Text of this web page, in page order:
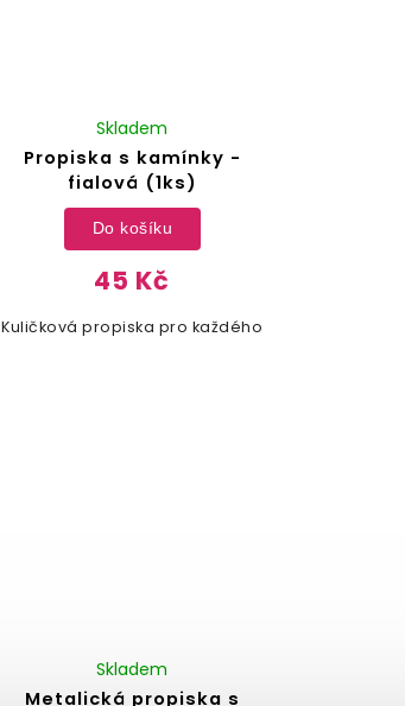
Propiska s kamínky -
fialová (1ks)
Skladem
45 Kč
Do košíku
Kuličková propiska pro každého
Metalická propiska s
Skladem